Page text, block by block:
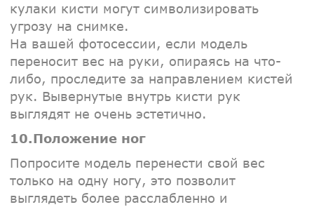
кулаки кисти могут символизировать
угрозу на снимке.
На вашей фотосессии, если модель
переносит вес на руки, опираясь на что-
либо, проследите за направлением кистей
рук. Вывернутые внутрь кисти рук
выглядят не очень эстетично.
10.Положение ног
Попросите модель перенести свой вес
только на одну ногу, это позволит
выглядеть более расслабленно и